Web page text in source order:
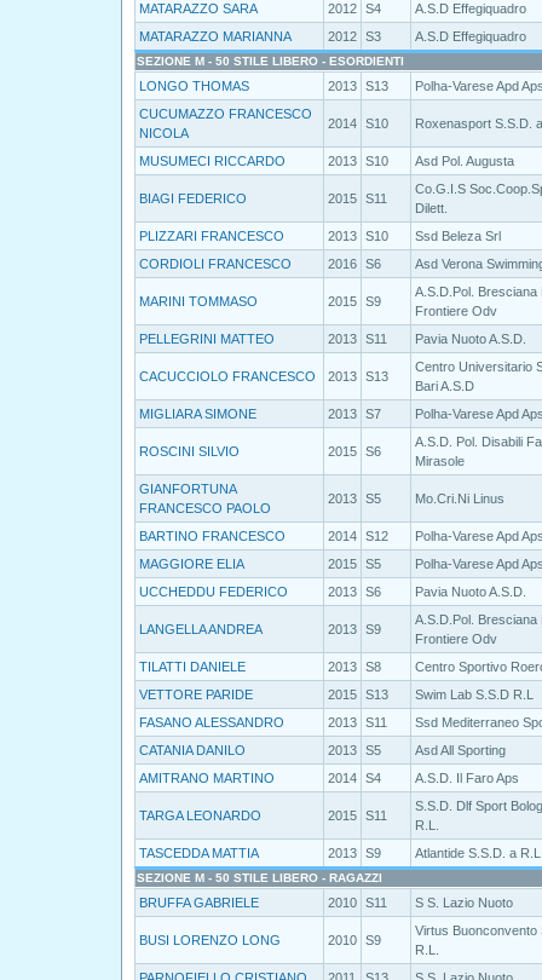
MATARAZZO SARA
2012 S4
A.S.D Effegiquadro
MATARAZZO MARIANNA
2012 S3 A.S.D Effegiquadro
SEZIONE M - 50 STILE LIBERO - ESORDIENTI
LONGO THOMAS 2013 S13
Polha-Varese Apd
CUCUMAZZO FRANCESCO
NICOLA
2014 S10 Roxenasport S.S.D.
MUSUMECI RICCARDO 2013 S10 Asd Pol. Augusta
BIAGI FEDERICO 2015 S11
Co.G.I.S
Dilett.
PLIZZARI FRANCESCO
2013 S10
Ssd Beleza Srl
CORDIOLI FRANCESCO
2016 S6 Asd Verona
MARINI TOMMASO 2015 S9
A.S.D.Pol. Bresciana
Frontiere Odv
PELLEGRINI MATTEO
2013 S11 Pavia Nuoto A.S.D.
CACUCCIOLO FRANCESCO 2013 S13
Centro Universitario
Bari A.S.D
MIGLIARA SIMONE
2013 S7 Polha-Varese Apd
ROSCINI SILVIO 2015 S6
A.S.D. Pol. Disabili
Mirasole
GIANFORTUNA
FRANCESCO PAOLO
2013 S5 Mo.Cri.Ni Linus
BARTINO FRANCESCO 2014 S12
Polha-Varese Apd
MAGGIORE ELIA
2015 S5
Polha-Varese Apd
UCCHEDDU FEDERICO
2013 S6 Pavia Nuoto A.S.D.
LANGELLA ANDREA 2013 S9
A.S.D.Pol. Bresciana
Frontiere Odv
TILATTI DANIELE
2013 S8
Centro Sportivo
VETTORE PARIDE
2015 S13
Swim Lab S.S.D R.L
FASANO ALESSANDRO
2013 S11
Ssd Mediterraneo
CATANIA DANILO
2013 S5
Asd All Sporting
AMITRANO MARTINO
2014 S4 A.S.D. Il Faro Aps
TARGA LEONARDO 2015 S11
S.S.D. Dlf Sport
R.L.
TASCEDDA MATTIA
2013 S9 Atlantide S.S.D. a
SEZIONE M - 50 STILE LIBERO - RAGAZZI
BRUFFA GABRIELE 2010 S11 S S. Lazio Nuoto
BUSI LORENZO LONG 2010 S9
Virtus Buonconvento
R.L.